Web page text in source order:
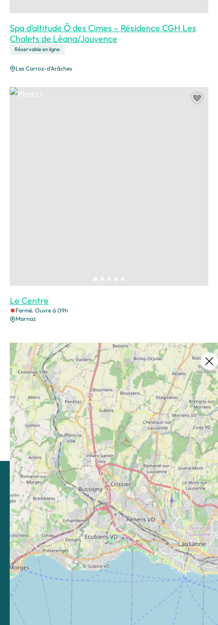
Spa d’altitude Ô des Cimes – Résidence CGH Les
Chalets de Léana/Jouvence
Réservable en ligne
Les Carroz-d’Arâches
Le Centre
Fermé. Ouvre à 09h
Marnaz
Photo 1
Ce contenu vous a été utile ?
Ce contenu vous a été utile
Ce contenu ne vous a pas été utile
Enregistrer
Partager ce contenu
Partager sur Facebook (nouvelle fenêtre)
Partager sur X / Twitter (nouvelle
Partager sur WhatsApp
Partager par mail
CLUSES ARVE & MONTAGNES
TOURISME
21 Grande Rue, 74300 Cluses
04 50 96 69 69
Laissez-nous votre avis